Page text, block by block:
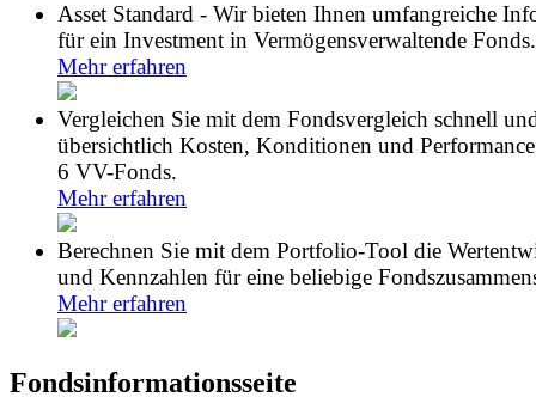
Asset Standard - Wir bieten Ihnen umfangreiche
für ein Investment in Vermögensverwaltende Fonds.
Mehr erfahren
Vergleichen Sie mit dem Fondsvergleich schnell
übersichtlich Kosten, Konditionen und
6 VV-Fonds.
Mehr erfahren
Berechnen Sie mit dem Portfolio-Tool die
und Kennzahlen für eine beliebige
Mehr erfahren
Fondsinformationsseite